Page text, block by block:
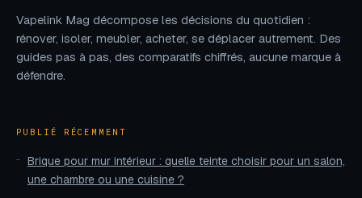
Vapelink Mag décompose les décisions du quotidien :
rénover, isoler, meubler, acheter, se déplacer autrement. Des
guides pas à pas, des comparatifs chiffrés, aucune marque à
défendre.
PUBLIÉ RÉCEMMENT
Brique pour mur intérieur : quelle teinte choisir pour un salon,
une chambre ou une cuisine ?